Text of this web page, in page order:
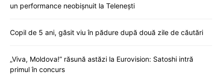
un performance neobișnuit la Telenești
Copil de 5 ani, găsit viu în pădure după două zile de căutări
„Viva, Moldova!” răsună astăzi la Eurovision: Satoshi intră
primul în concurs